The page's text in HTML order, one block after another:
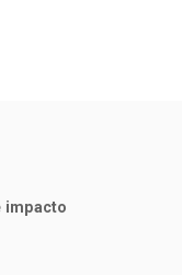
impacto